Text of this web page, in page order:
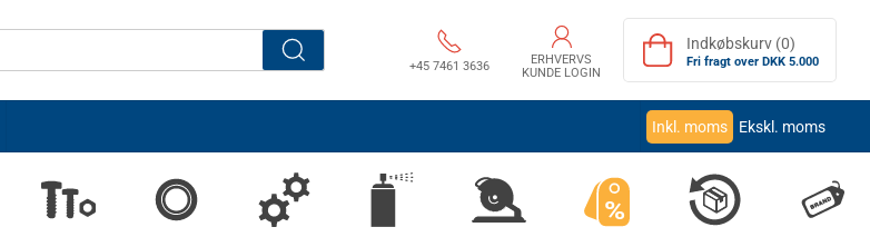
+45 7461 3636
ERHVERVS
KUNDE LOGIN
Indkøbskurv (0)
Fri fragt over DKK 5.000
Inkl. moms Ekskl. moms
%